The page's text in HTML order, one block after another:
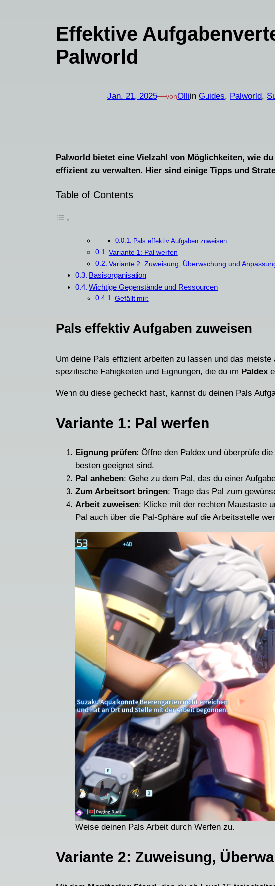
Effektive
Palworld
Jan. 21, 2025—vonOlliin Guides, Palworld,
Palworld bietet eine Vielzahl von Möglichkeiten, wie
effizient zu verwalten. Hier sind einige Tipps und
Table of Contents
Pals effektiv Aufgaben zuweisen
Variante 1: Pal werfen
Variante 2: Zuweisung, Überwachung und
Basisorganisation
Wichtige Gegenstände und Ressourcen
Gefällt mir:
Pals effektiv Aufgaben zuweisen
Um deine Pals effizient arbeiten zu lassen und das
spezifische Fähigkeiten und Eignungen, die du im Paldex
Wenn du diese gecheckt hast, kannst du deinen Pals
Variante 1: Pal werfen
Eignung prüfen: Öffne den Paldex und überprüfe
besten geeignet sind.
Pal anheben: Gehe zu dem Pal, das du einer
Zum Arbeitsort bringen: Trage das Pal zum
Arbeit zuweisen: Klicke mit der rechten Maustaste
Pal auch über die Pal-Sphäre auf die Arbeitsstelle
Weise deinen Pals Arbeit durch Werfen zu.
Variante 2: Zuweisung,